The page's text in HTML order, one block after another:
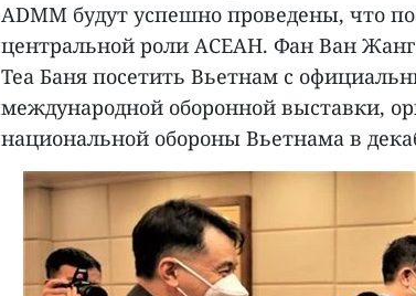
ADMM будут успешно проведены, что
центральной роли АСЕАН. Фан Ван
Теа Баня посетить Вьетнам с
международной оборонной выставки,
национальной обороны Вьетнама в